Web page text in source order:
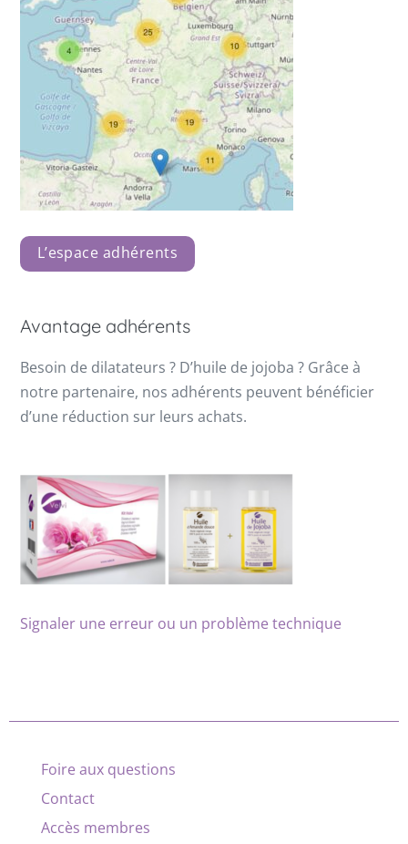
L’espace adhérents
Avantage adhérents
Besoin de dilatateurs ? D’huile de jojoba ? Grâce à
notre partenaire, nos adhérents peuvent bénéficier
d’une réduction sur leurs achats.
Signaler une erreur ou un problème technique
Foire aux questions
Contact
Accès membres